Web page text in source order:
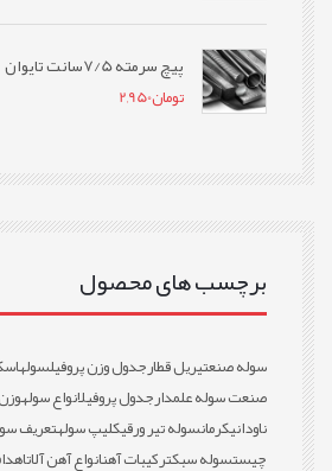
پیچ سرمته 7/5سانت تایوان
تومان2,950
برچسب های محصول
سوله صنعتیریل قطارجدول وزن پروفیلسوله
صنعت سوله علمدارجدول پروفیلانواع سوله
ناودانیکرمانسوله تیر ورقیکلیپ سولهتعریف
چیستسوله سبکترکیبات آهنانواع آهن آلات